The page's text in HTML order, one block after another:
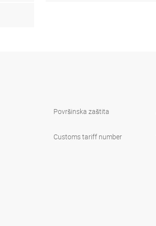
Površinska zaštita
Customs tariff number